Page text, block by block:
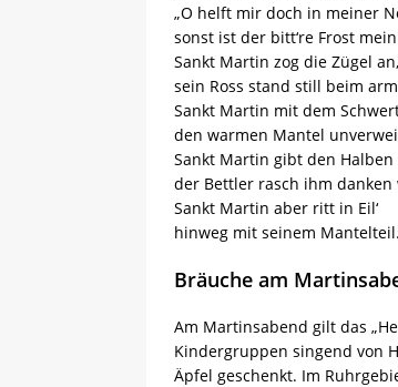
„O helft mir doch in meiner
sonst ist der bitt‘re Frost mein
Sankt Martin zog die Zügel an,
sein Ross stand still beim
Sankt Martin mit dem
den warmen Mantel
Sankt Martin gibt den Halben
der Bettler rasch ihm danken
Sankt Martin aber ritt in Eil‘
hinweg mit seinem Mantelteil.
Bräuche am
Am Martinsabend gilt das
Kindergruppen singend von
Äpfel geschenkt. Im